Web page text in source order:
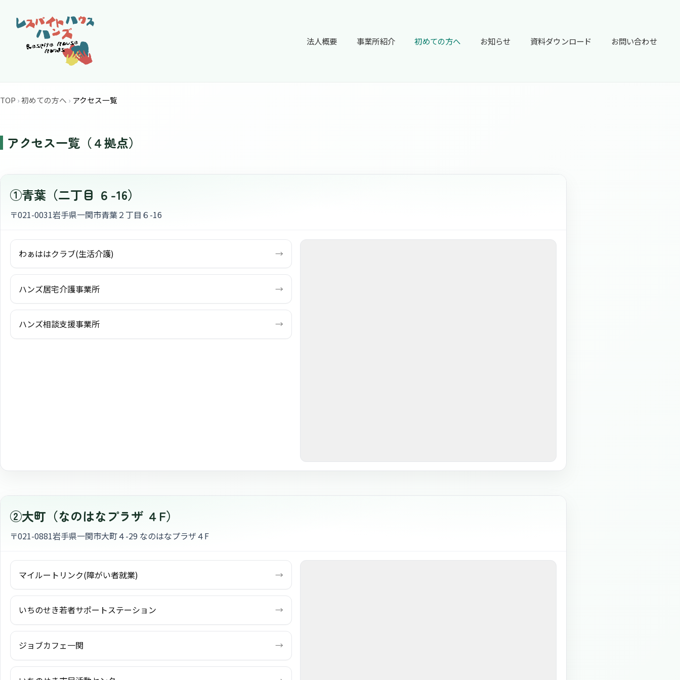
法人概要 事業所紹介 初めての方へ お知らせ 資料ダウンロード お問い合わせ
TOP 初めての方へ アクセス一覧
アクセス一覧（４拠点）
①青葉（二丁目 ６-16）
〒021-0031岩手県一関市青葉２丁目６-16
わぁははクラブ(生活介護) →
ハンズ居宅介護事業所 →
ハンズ相談支援事業所 →
②大町（なのはなプラザ ４F）
〒021-0881岩手県一関市大町４-29 なのはなプラザ４F
マイルートリンク(障がい者就業) →
いちのせき若者サポートステーション →
ジョブカフェ一関 →